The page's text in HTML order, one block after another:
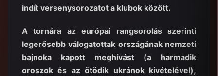
indít versenysorozatot a klubok között.
A tornára az európai rangsorolás szerinti
legerősebb válogatottak országának nemzeti
bajnoka kapott meghívást (a harmadik
oroszok és az ötödik ukránok kivételével),